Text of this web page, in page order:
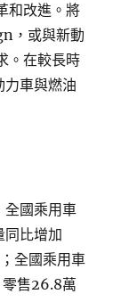
和改進。將
，或與新動
。在較長時
力車與燃油
全國乘用車
同比增加
全國乘用車
售26.8萬